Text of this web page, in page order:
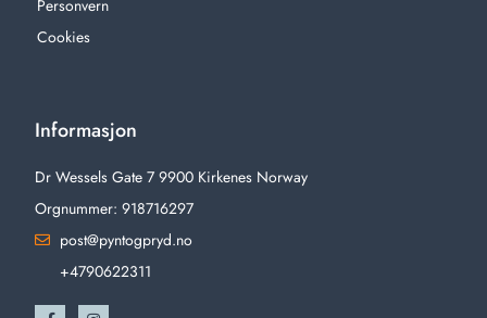
Personvern
Cookies
Informasjon
Dr Wessels Gate 7 9900 Kirkenes Norway
Orgnummer: 918716297
post@pyntogpryd.no
+4790622311